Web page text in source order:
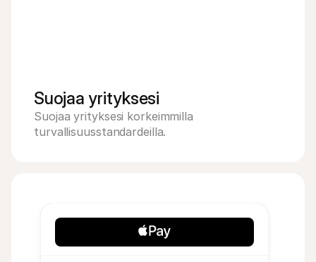
Suojaa yrityksesi
Suojaa yrityksesi korkeimmilla
turvallisuusstandardeilla.